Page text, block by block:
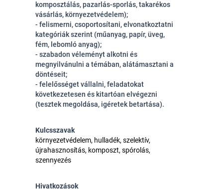
komposztálás, pazarlás-sporlás, takarékos
vásárlás, környezetvédelem);
- felismerni, csoportosítani, elvonatkoztatni
kategóriák szerint (műanyag, papír, üveg,
fém, lebomló anyag);
- szabadon véleményt alkotni és
megnyilvánulni a témában, alátámasztani a
döntéseit;
- felelősséget vállalni, feladatokat
következetesen és kitartóan elvégezni
(tesztek megoldása, igéretek betartása).
Kulcsszavak
környezetvédelem, hulladék, szelektív,
újrahasznosítás, komposzt, spórolás,
szennyezés
Hivatkozások